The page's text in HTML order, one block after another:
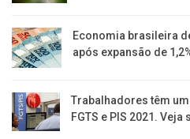
Economia brasileira
após expansão de
Trabalhadores têm
FGTS e PIS 2021. Veja